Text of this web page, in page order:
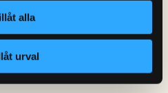
alla
urval
Furnishings) SEK 1250*
are the